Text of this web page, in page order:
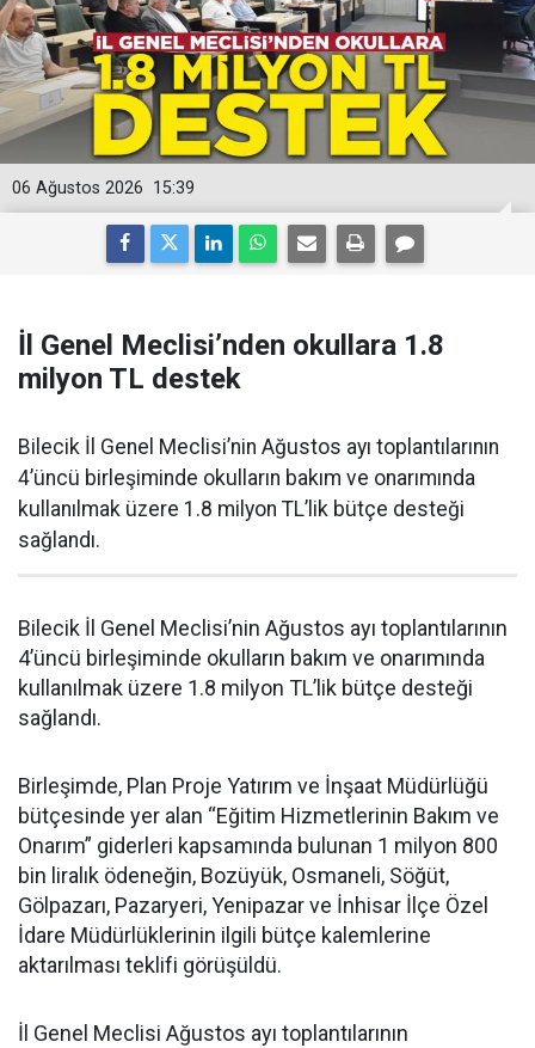
15:39
06 Ağustos 2026
İl Genel Meclisi’nden okullara 1.8
milyon TL destek
Bilecik İl Genel Meclisi’nin Ağustos ayı toplantılarının
4’üncü birleşiminde okulların bakım ve onarımında
kullanılmak üzere 1.8 milyon TL’lik bütçe desteği
sağlandı.
Bilecik İl Genel Meclisi’nin Ağustos ayı toplantılarının
4’üncü birleşiminde okulların bakım ve onarımında
kullanılmak üzere 1.8 milyon TL’lik bütçe desteği
sağlandı.
Birleşimde, Plan Proje Yatırım ve İnşaat Müdürlüğü
bütçesinde yer alan “Eğitim Hizmetlerinin Bakım ve
Onarım” giderleri kapsamında bulunan 1 milyon 800
bin liralık ödeneğin, Bozüyük, Osmaneli, Söğüt,
Gölpazarı, Pazaryeri, Yenipazar ve İnhisar İlçe Özel
İdare Müdürlüklerinin ilgili bütçe kalemlerine
aktarılması teklifi görüşüldü.
İl Genel Meclisi Ağustos ayı toplantılarının